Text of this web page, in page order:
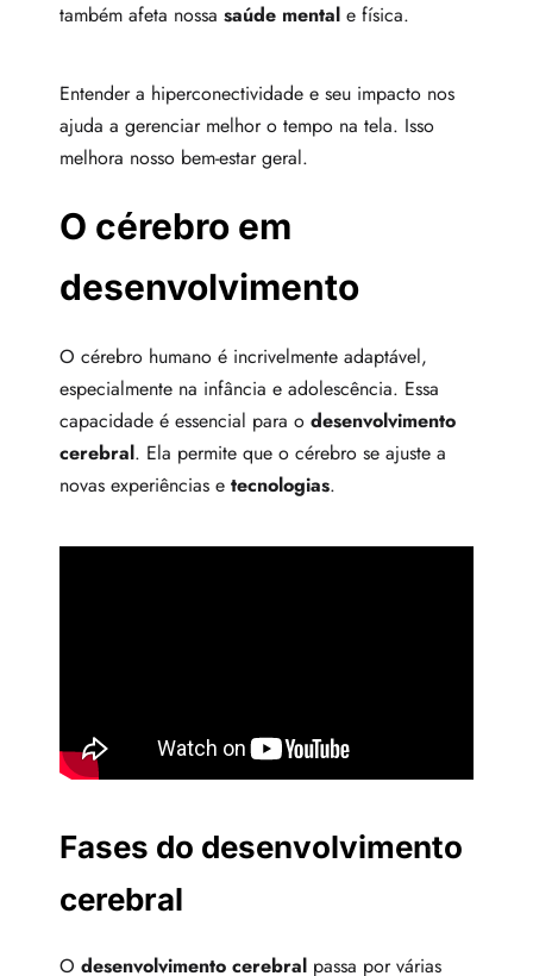
também afeta nossa saúde mental e física.
Entender a hiperconectividade e seu impacto nos
ajuda a gerenciar melhor o tempo na tela. Isso
melhora nosso bem-estar geral.
O cérebro em
desenvolvimento
O cérebro humano é incrivelmente adaptável,
especialmente na infância e adolescência. Essa
capacidade é essencial para o desenvolvimento
cerebral. Ela permite que o cérebro se ajuste a
novas experiências e tecnologias.
Fases do desenvolvimento
cerebral
O desenvolvimento cerebral passa por várias